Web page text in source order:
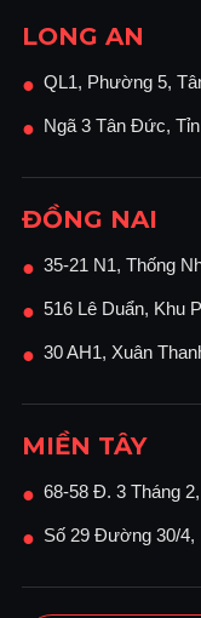
LONG AN
● QL1, Phường 5,
● Ngã 3 Tân Đức,
ĐỒNG NAI
● 35-21 N1, Thống
● 516 Lê Duẩn, Khu
● 30 AH1, Xuân
MIỀN TÂY
● 68-58 Đ. 3 Tháng
● Số 29 Đường 30/4,